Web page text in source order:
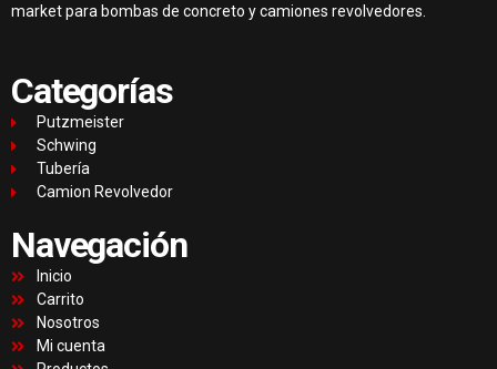
market para bombas de concreto y camiones revolvedores.
Categorías
Putzmeister
Schwing
Tubería
Camion Revolvedor
Navegación
Inicio
Carrito
Nosotros
Mi cuenta